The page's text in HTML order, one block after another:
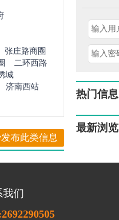
张庄路商圈
二环西路
城
济南西站
布此类信息
热门信息
最新浏览
我们